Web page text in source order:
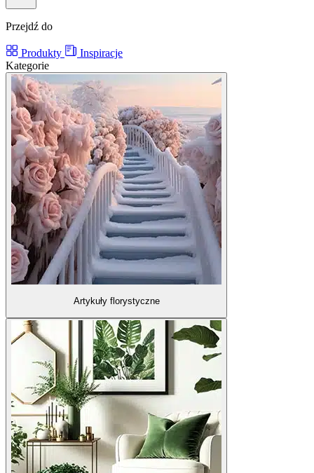
Przejdź do
Produkty
Inspiracje
Kategorie
Artykuły florystyczne